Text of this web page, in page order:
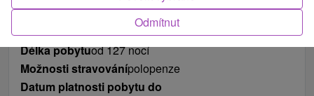
Délka pobytuod 127 nocí
Možnosti stravovánípolopenze
Datum platnosti pobytu do
Odmítnut